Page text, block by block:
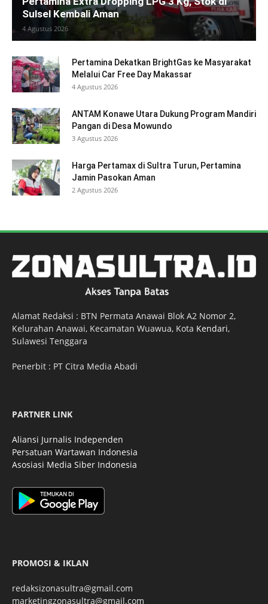
Sulsel Kembali Aman
4 Agustus 2026
Pertamina Dekatkan BrightGas ke Masyarakat
Melalui Car Free Day Makassar
4 Agustus 2026
ANTAM Konawe Utara Dukung Program Mandiri
Pangan di Desa Mowundo
3 Agustus 2026
Harga Pertamax di Sultra Turun, Pertamina
Jamin Pasokan Aman
2 Agustus 2026
Alamat Redaksi : BTN Permata Anawai Blok A2 Nomor 2,
Kelurahan Anawai, Kecamatan Wuawua, Kota Kendari,
Sulawesi Tenggara
Penerbit : PT Citra Media Abadi
PARTNER LINK
Aliansi Jurnalis Independen
Persatuan Wartawan Indonesia
Asosiasi Media Siber Indonesia
PROMOSI & IKLAN
redaksizonasultra@gmail.com
marketingzonasultra@gmail.com